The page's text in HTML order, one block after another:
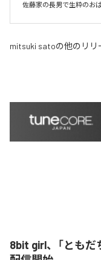
佐藤家の長男で生粋のお
mitsuki satoの他のリリ
8bit girl、「ともだ